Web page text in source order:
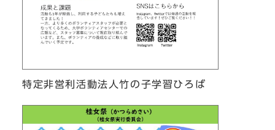
特定非営利活動法人竹の子学習ひろば